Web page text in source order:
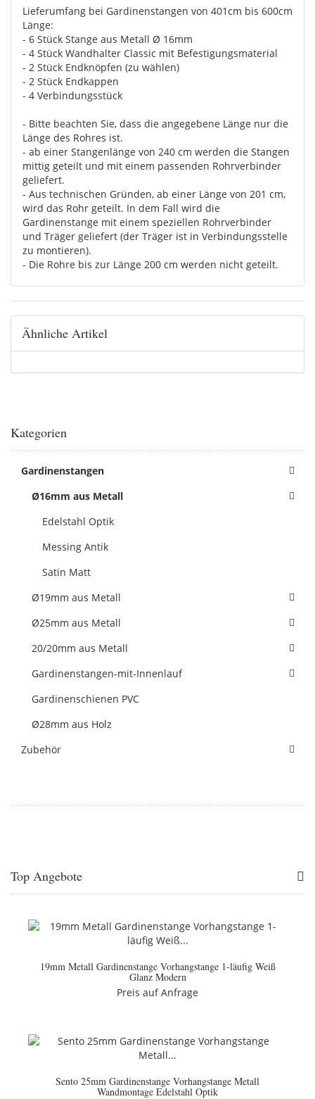
Lieferumfang bei Gardinenstangen von 401cm bis 600cm
Länge:
- 6 Stück Stange aus Metall Ø 16mm
- 4 Stück Wandhalter Classic mit Befestigungsmaterial
- 2 Stück Endknöpfen (zu wählen)
- 2 Stück Endkappen
- 4 Verbindungsstück
- Bitte beachten Sie, dass die angegebene Länge nur die
Länge des Rohres ist.
- ab einer Stangenlänge von 240 cm werden die Stangen
mittig geteilt und mit einem passenden Rohrverbinder
geliefert.
- Aus technischen Gründen, ab einer Länge von 201 cm,
wird das Rohr geteilt. In dem Fall wird die
Gardinenstange mit einem speziellen Rohrverbinder
und Träger geliefert (der Träger ist in Verbindungsstelle
zu montieren).
- Die Rohre bis zur Länge 200 cm werden nicht geteilt.
Ähnliche Artikel
Kategorien
Gardinenstangen
Ø16mm aus Metall
Edelstahl Optik
Messing Antik
Satin Matt
Ø19mm aus Metall
Ø25mm aus Metall
20/20mm aus Metall
Gardinenstangen-mit-Innenlauf
Gardinenschienen PVC
Ø28mm aus Holz
Zubehör
Top Angebote
19mm Metall Gardinenstange Vorhangstange 1-läufig Weiß
Glanz Modern
Preis auf Anfrage
Sento 25mm Gardinenstange Vorhangstange Metall
Wandmontage Edelstahl Optik